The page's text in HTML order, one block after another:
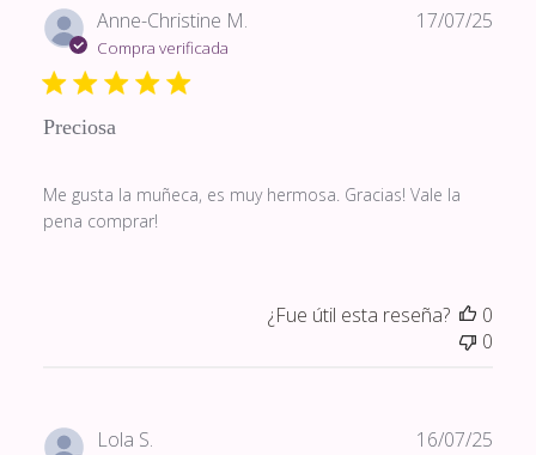
Anne-Christine M.
Compra verificada
Preciosa
Me gusta la muñeca, es muy hermosa. Gracias! Vale la
pena comprar!
17/07/25
¿Fue útil esta reseña?
0
0
Lola S. 16/07/25